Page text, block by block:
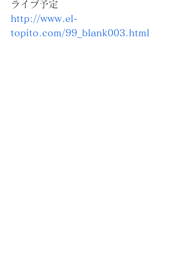
ライブ予定
http://www.el-
topito.com/99_blank003.html